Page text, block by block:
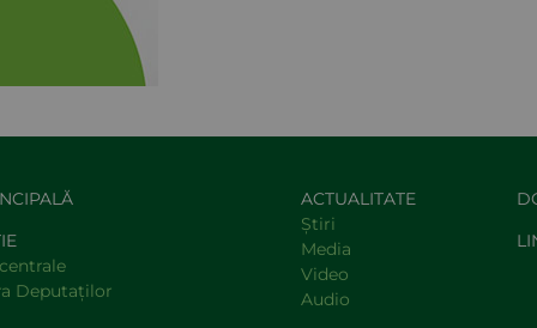
Deputaţilor
ACTUALITATE
Știri
Media
Video
Audio